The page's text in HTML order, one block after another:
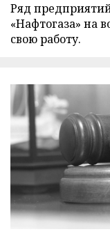
Ряд
«Нафтогаза» на
свою работу.